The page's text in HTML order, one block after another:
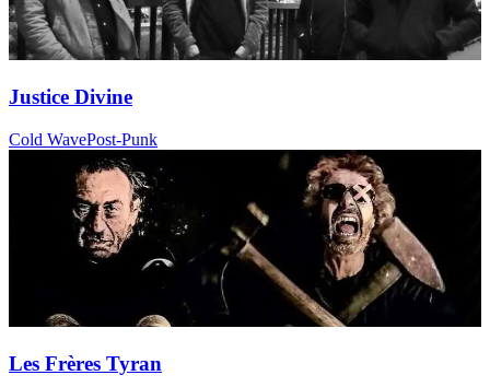
Justice Divine
Cold WavePost-Punk
Les Frères Tyran